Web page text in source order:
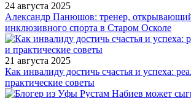
24 августа 2025
Александр Панюшов: тренер,
инклюзивного спорта в Старом Осколе
21 августа 2025
Как инвалиду достичь счастья и успеха:
практические советы